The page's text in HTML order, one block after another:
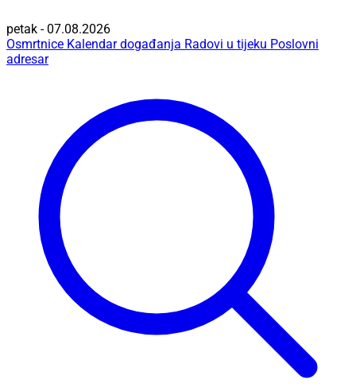
petak - 07.08.2026
Osmrtnice Kalendar događanja Radovi u tijeku Poslovni
adresar